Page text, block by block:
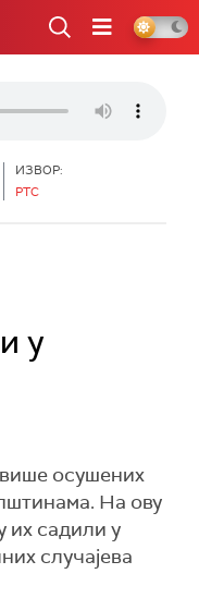
ИЗВОР:
РТС
у
више осушених
На ову
их садили у
случајева